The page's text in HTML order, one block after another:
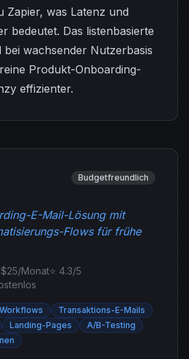
Zapier, was Latenz und
bedeutet. Das listenbasierte
bei wachsender Nutzerbasis
Produkt-Onboarding-
effizienter.
Budgetfreundlich
E-Mail-Lösung mit
Flows für frühe
Monat⭐ 4.3/5
Transaktions-E-Mails
Landing-Pages
A/B-Testing